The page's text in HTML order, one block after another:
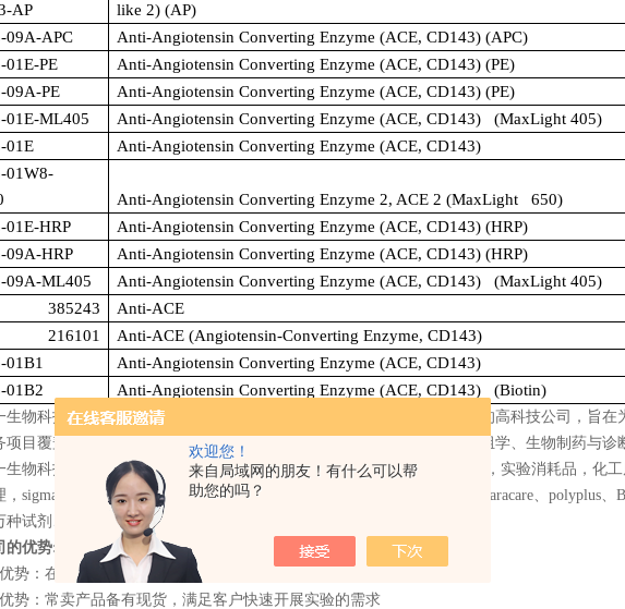
欢迎您！
来自局域网的朋友！有什么可以帮
助您的吗？
AP
like 2) (AP)
09A-APC
Anti-Angiotensin Converting Enzyme (ACE, CD143) (APC)
01E-PE
Anti-Angiotensin Converting Enzyme (ACE, CD143) (PE)
09A-PE
Anti-Angiotensin Converting Enzyme (ACE, CD143) (PE)
01E-ML405
Anti-Angiotensin Converting Enzyme (ACE, CD143) (MaxLight 405)
01E
Anti-Angiotensin Converting Enzyme (ACE, CD143)
01W8-
Anti-Angiotensin Converting Enzyme 2, ACE 2 (MaxLight 650)
01E-HRP
Anti-Angiotensin Converting Enzyme (ACE, CD143) (HRP)
09A-HRP
Anti-Angiotensin Converting Enzyme (ACE, CD143) (HRP)
09A-ML405
Anti-Angiotensin Converting Enzyme (ACE, CD143) (MaxLight 405)
385243
Anti-ACE
216101
Anti-ACE (Angiotensin-Converting Enzyme, CD143)
01B1
Anti-Angiotensin Converting Enzyme (ACE, CD143)
01B2
Anti-Angiotensin Converting Enzyme (ACE, CD143) (Biotin)
生物科技有限公司是一家集进口试剂销售、技术服务与合约开发为一体的高科技公司，旨
项目覆盖生物化学、细胞生物学、免疫学、植物学、分子生物学、蛋白组学、生物制药与诊
生物科技有限公司代理Usbio全系列产品，专营进口生物试剂，科学仪器，实验消耗品，化
sigma 、RD、Usbio、CST、 toxin saracare、 polyplus、
种试剂、仪器和实验消耗品。
的优势:
势：在美国成立有办事处，所有产品均为原厂进口，产品质量有保障
势：常卖产品备有现货，满足客户快速开展实验的需求